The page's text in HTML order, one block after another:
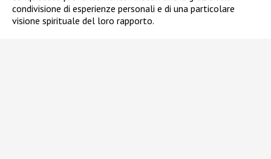
condivisione di esperienze personali e di una particolare
visione spirituale del loro rapporto.